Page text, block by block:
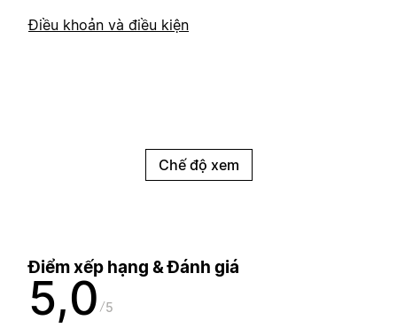
Điều khoản và điều kiện
Chế độ xem
Điểm xếp hạng & Đánh giá
5,0 5